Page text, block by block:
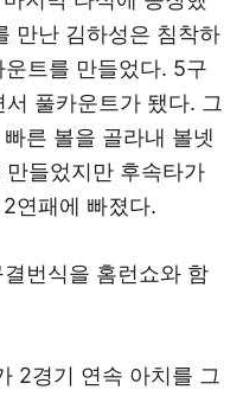
만난 김하성은 침착하
트를 만들었다. 5구
풀카운트가 됐다. 그
른 볼을 골라내 볼넷
만들었지만 후속타가
연패에 빠졌다.
번식을 홈런쇼와 함
2경기 연속 아치를 그